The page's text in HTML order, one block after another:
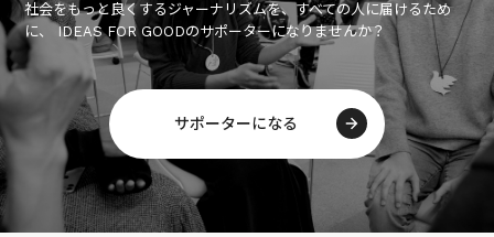
社会をもっと良くするジャーナリズムを、すべての人に届けるため
に、 IDEAS FOR GOODのサポーターになりませんか？
サポーターになる